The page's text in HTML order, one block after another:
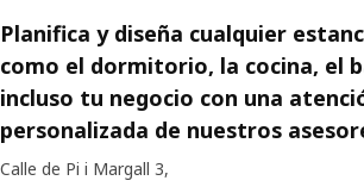
Planifica y diseña cualquier
como el dormitorio, la cocina, el
incluso tu negocio con una
personalizada de nuestros
Calle de Pi i Margall 3,